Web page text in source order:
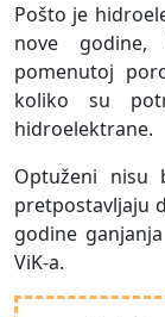
Pošto je
nove
pomenutoj
koliko su
hidroelektrane.
Optuženi nisu
pretpostavljaju
godine
ViK-a.